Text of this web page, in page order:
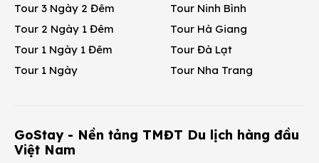
Tour 3 Ngày 2 Đêm
Tour 2 Ngày 1 Đêm
Tour 1 Ngày 1 Đêm
Tour 1 Ngày
Tour Ninh Bình
Tour Hà Giang
Tour Đà Lạt
Tour Nha Trang
GoStay - Nền tảng TMĐT Du lịch hàng đầu
Việt Nam